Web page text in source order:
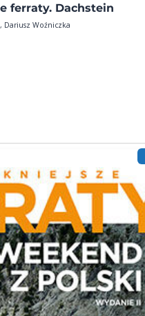
ferraty. Dachstein
Dariusz Woźniczka